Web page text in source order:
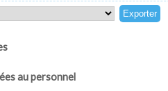
au personnel